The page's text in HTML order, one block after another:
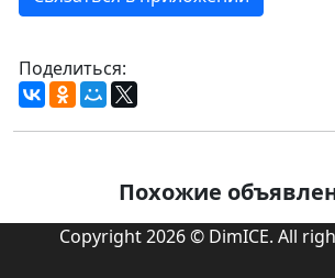
Поделиться:
Похожие
Copyright 2026 © DimICE. All